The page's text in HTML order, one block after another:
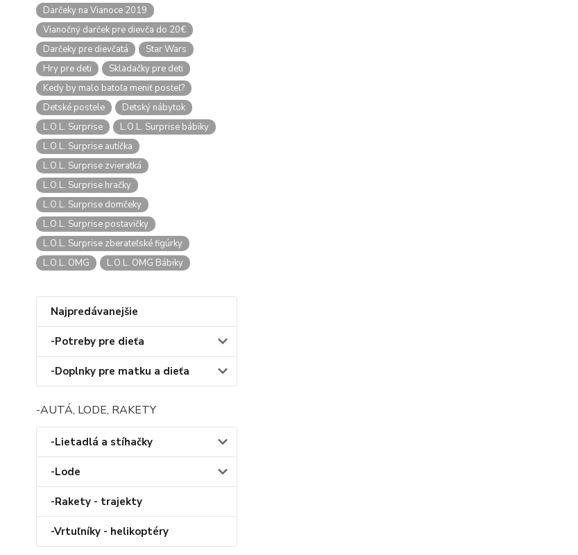
Darčeky na Vianoce 2019
Vianočný darček pre dievča do 20€
Darčeky pre dievčatá
Star Wars
Hry pre deti
Skladačky pre deti
Kedy by malo batoľa meniť posteľ?
Detské postele
Detský nábytok
L.O.L. Surprise
L.O.L. Surprise bábiky
L.O.L. Surprise autíčka
L.O.L. Surprise zvieratká
L.O.L. Surprise hračky
L.O.L. Surprise domčeky
L.O.L. Surprise postavičky
L.O.L. Surprise zberateľské figúrky
L.O.L. OMG
L.O.L. OMG Bábiky
Najpredávanejšie
-Potreby pre dieťa
-Doplnky pre matku a dieťa
-AUTÁ, LODE, RAKETY
-Lietadlá a stíhačky
-Lode
-Rakety - trajekty
-Vrtuľníky - helikoptéry